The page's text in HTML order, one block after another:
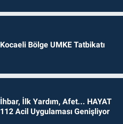
Kocaeli Bölge UMKE Tatbikatı
İhbar, İlk Yardım, Afet... HAYAT
112 Acil Uygulaması Genişliyor